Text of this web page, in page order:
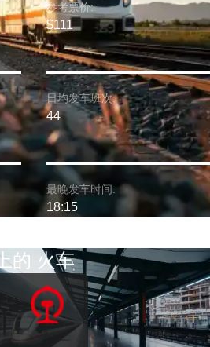
参考票价:
$111
日均发车班次:
44
最晚发车时间:
18:15
的 火车